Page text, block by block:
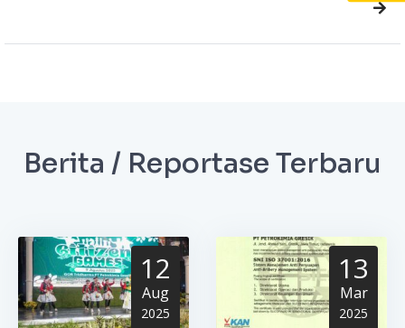
Berita / Reportase Terbaru
12
Aug
2025
13
Mar
2025